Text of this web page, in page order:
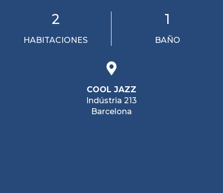
2
HABITACIONES
1
BAÑO
COOL JAZZ
Indústria 213
Barcelona